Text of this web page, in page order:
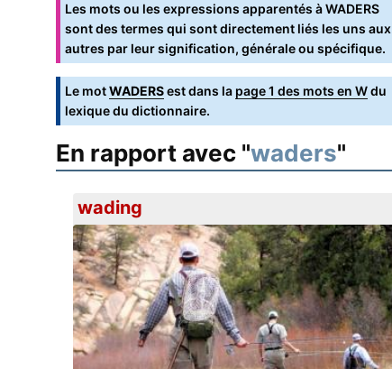
Les mots ou les expressions apparentés à WADERS
sont des termes qui sont directement liés les uns aux
autres par leur signification, générale ou spécifique.
Le motWADERSest dans la page 1 des mots en Wdu
lexique du dictionnaire.
En rapport avec "waders"
wading